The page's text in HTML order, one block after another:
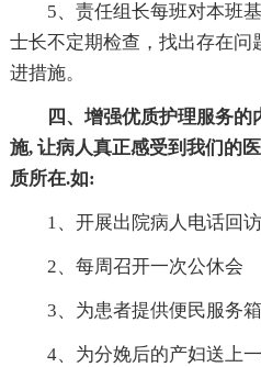
5、责任组长每班对本班基
士长不定期检查，找出存在问
进措施。
四、增强优质护理服务
施, 让病人真正感受到我们的
质所在.如:
1、开展出院病人电话回访
2、每周召开一次公休会
3、为患者提供便民服务箱
4、为分娩后的产妇送上一